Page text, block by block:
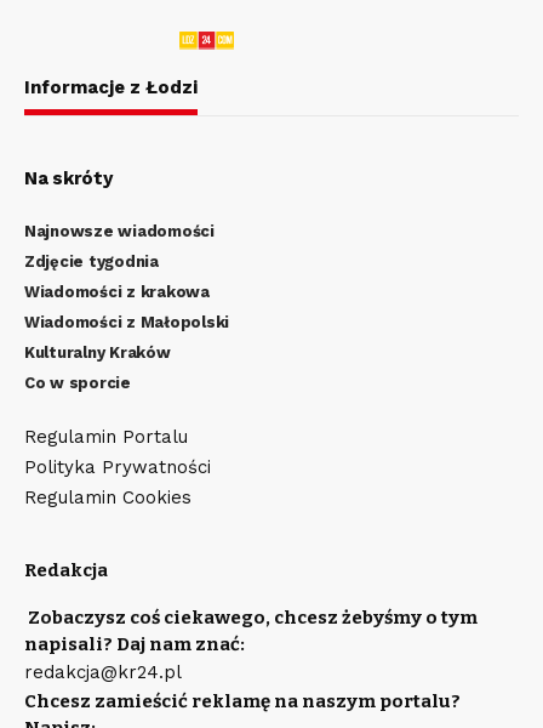
Informacje z Łodzi
Na skróty
Najnowsze wiadomości
Zdjęcie tygodnia
Wiadomości z krakowa
Wiadomości z Małopolski
Kulturalny Kraków
Co w sporcie
Regulamin Portalu
Polityka Prywatności
Regulamin Cookies
Redakcja
Zobaczysz coś ciekawego, chcesz żebyśmy o tym
napisali? Daj nam znać:
redakcja@kr24.pl
Chcesz zamieścić reklamę na naszym portalu?